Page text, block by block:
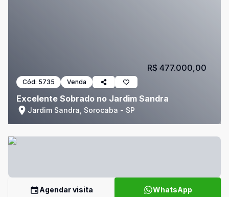
Cód: 5735 Venda
Excelente Sobrado no Jardim Sandra
Jardim Sandra, Sorocaba - SP
R$ 477.000,00
Agendar visita WhatsApp